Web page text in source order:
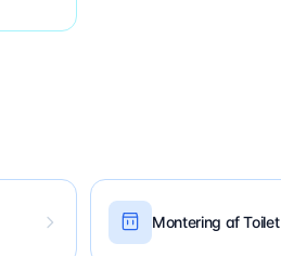
Montering af Toilet